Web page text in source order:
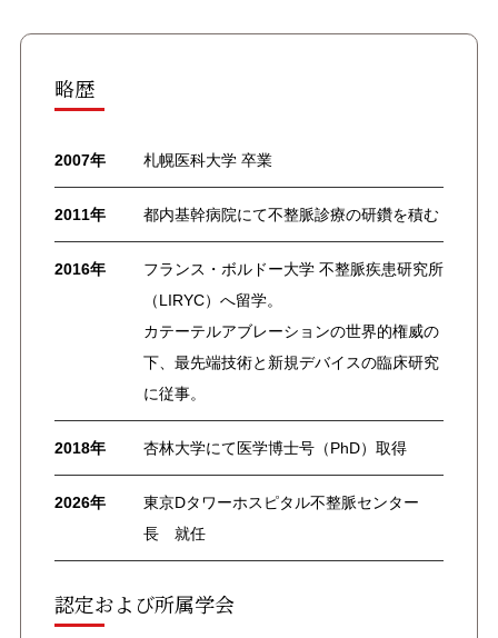
略歴
2007年 札幌医科大学 卒業
2011年 都内基幹病院にて不整脈診療の研鑽を積む
2016年
フランス・ボルドー大学 不整脈疾患研究所
（LIRYC）へ留学。
カテーテルアブレーションの世界的権威の
下、最先端技術と新規デバイスの臨床研究
に従事。
2018年 杏林大学にて医学博士号（PhD）取得
2026年
東京Dタワーホスピタル不整脈センター
長 就任
認定および所属学会